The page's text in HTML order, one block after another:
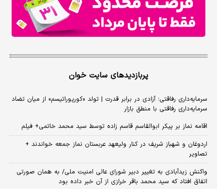
پربازدیدهای سایت خوان
سرمایه‌داری رفاقتی؛ آزادی در برابر قدرت | تولد «کورپوراتیسم» از میان تضاد
سرمایه‌داری رفاقتی با منطق بازار
اقامه نماز بر پیکر ابوالقاسم قاسم زاده توسط سید محمد خاتمی+ فیلم
اردوغان و شهباز شریف در کنار ولیعهد عربستان نماز جمعه خواندند +
تصاویر
واکنش زیدآبادی به تغییر دبیر شورای عالی امنیت ملی/ به همان صورتی
اتفاق افتاد که سید محمد باقر خرازی از آن خبر داده بود